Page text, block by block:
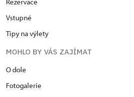
Vstupné
Tipy na výlety
MOHLO BY VÁS ZAJÍMAT
O dole
Fotogalerie